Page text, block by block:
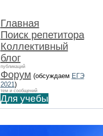
Главная
Поиск репетитора
Коллективный
блог
публикаций
Форум (обсуждаем ЕГЭ
2021)
тем и сообщений
Для учебы